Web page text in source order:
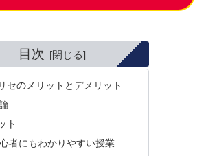
目次
セのメリットとデメリット
ト
者にもわかりやすい授業